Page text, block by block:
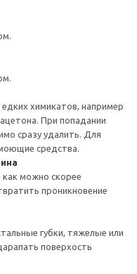
химикатов, например
При попадании
сразу удалить. Для
средства.
можно скорее
проникновение
губки, тяжелые или
поверхость